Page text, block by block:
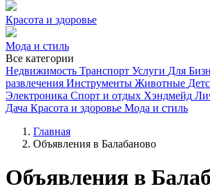
Красота и здоровье
Мода и стиль
Все категории
Недвижимость Транспорт Услуги Для
развлечения Инструменты Животные
Электроника Спорт и отдых Хэндмейд
Дача Красота и здоровье Мода и стиль
Главная
Объявления в Балабаново
Объявления в